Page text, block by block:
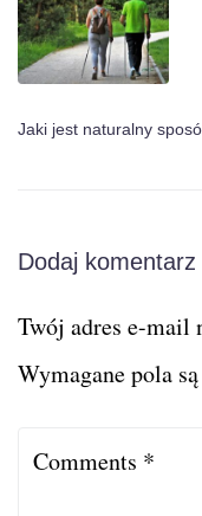
Jaki jest naturalny
Dodaj komentarz
Twój adres e-mail
Wymagane pola